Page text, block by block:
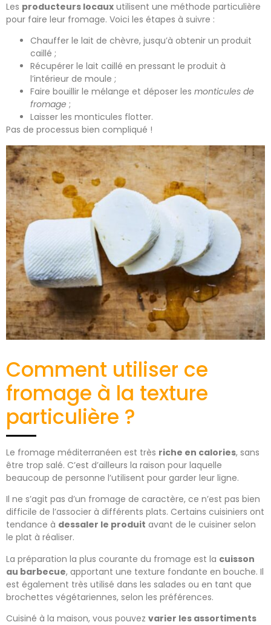
Les producteurs locaux utilisent une méthode particulière
pour faire leur fromage. Voici les étapes à suivre :
Chauffer le lait de chèvre, jusqu’à obtenir un produit
caillé ;
Récupérer le lait caillé en pressant le produit à
l’intérieur de moule ;
Faire bouillir le mélange et déposer les monticules de
fromage ;
Laisser les monticules flotter.
Pas de processus bien compliqué !
Comment utiliser ce
fromage à la texture
particulière ?
Le fromage méditerranéen est très riche en calories, sans
être trop salé. C’est d’ailleurs la raison pour laquelle
beaucoup de personne l’utilisent pour garder leur ligne.
Il ne s’agit pas d’un fromage de caractère, ce n’est pas bien
difficile de l’associer à différents plats. Certains cuisiniers ont
tendance à dessaler le produit avant de le cuisiner selon
le plat à réaliser.
La préparation la plus courante du fromage est la cuisson
au barbecue, apportant une texture fondante en bouche. Il
est également très utilisé dans les salades ou en tant que
brochettes végétariennes, selon les préférences.
Cuisiné à la maison, vous pouvez varier les assortiments